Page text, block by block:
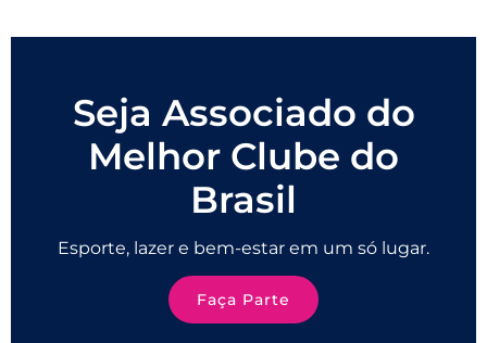
Seja Associado do
Melhor Clube do
Brasil
Esporte, lazer e bem-estar em um só lugar.
Faça Parte